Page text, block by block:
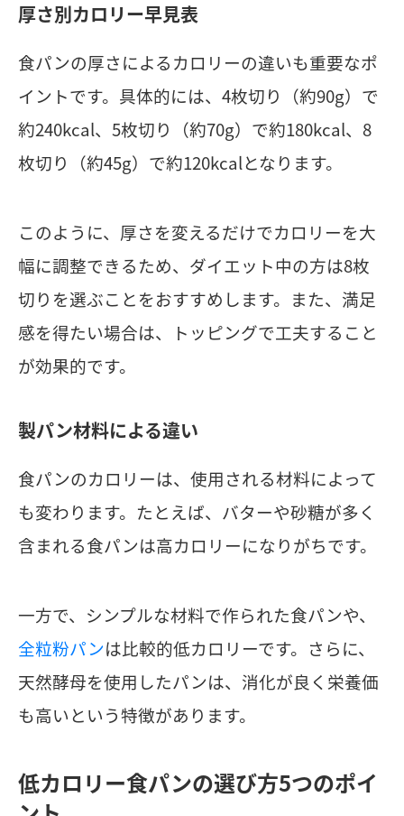
厚さ別カロリー早見表
食パンの厚さによるカロリーの違いも重要なポ
イントです。具体的には、4枚切り（約90g）で
約240kcal、5枚切り（約70g）で約180kcal、8
枚切り（約45g）で約120kcalとなります。
このように、厚さを変えるだけでカロリーを大
幅に調整できるため、ダイエット中の方は8枚
切りを選ぶことをおすすめします。また、満足
感を得たい場合は、トッピングで工夫すること
が効果的です。
製パン材料による違い
食パンのカロリーは、使用される材料によって
も変わります。たとえば、バターや砂糖が多く
含まれる食パンは高カロリーになりがちです。
一方で、シンプルな材料で作られた食パンや、
全粒粉パンは比較的低カロリーです。さらに、
天然酵母を使用したパンは、消化が良く栄養価
も高いという特徴があります。
低カロリー食パンの選び方5つのポイ